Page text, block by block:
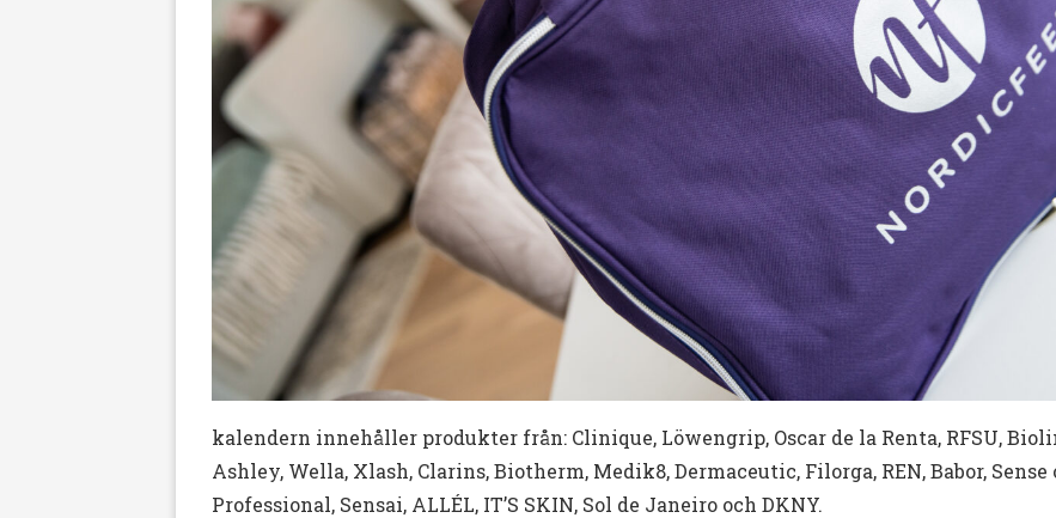
kalendern innehåller produkter från: Clinique, Löwengrip, Oscar de la Renta, RFSU,
Ashley, Wella, Xlash, Clarins, Biotherm, Medik8, Dermaceutic, Filorga, REN, Babor,
Professional, Sensai, ALLÉL, IT’S SKIN, Sol de Janeiro och DKNY.